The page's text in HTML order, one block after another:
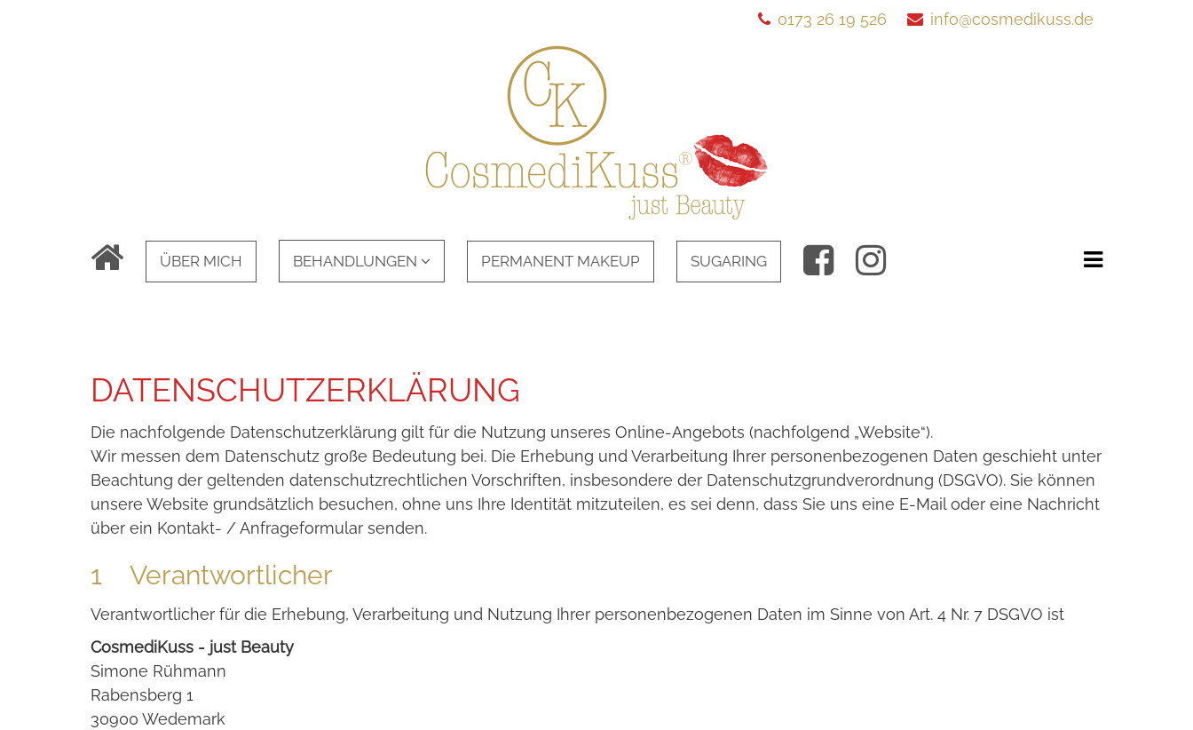
0173 26 19 526 info@cosmedikuss.de
ÜBER MICH BEHANDLUNGEN PERMANENT MAKEUP SUGARING
DATENSCHUTZERKLÄRUNG
Die nachfolgende Datenschutzerklärung gilt für die Nutzung unseres Online-Angebots (nachfolgend „Website“).
Wir messen dem Datenschutz große Bedeutung bei. Die Erhebung und Verarbeitung Ihrer personenbezogenen Daten geschieht unter
Beachtung der geltenden datenschutzrechtlichen Vorschriften, insbesondere der Datenschutzgrundverordnung (DSGVO). Sie können
unsere Website grundsätzlich besuchen, ohne uns Ihre Identität mitzuteilen, es sei denn, dass Sie uns eine E-Mail oder eine Nachricht
über ein Kontakt- / Anfrageformular senden.
1 Verantwortlicher
Verantwortlicher für die Erhebung, Verarbeitung und Nutzung Ihrer personenbezogenen Daten im Sinne von Art. 4 Nr. 7 DSGVO ist
CosmediKuss - just Beauty
Simone Rühmann
Rabensberg 1
30900 Wedemark